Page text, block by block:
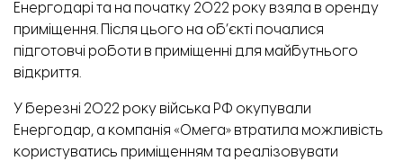
Енергодарі та на початку 2022 року взяла в оренду
приміщення. Після цього на об’єкті почалися
підготовчі роботи в приміщенні для майбутнього
відкриття.
У березні 2022 року війська РФ окупували
Енергодар, а компанія «Омега» втратила можливість
користуватись приміщенням та реалізовувати